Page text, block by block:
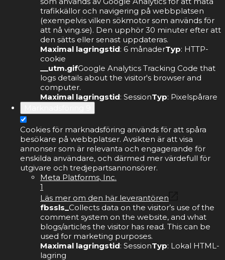
trafikkällor och navigering på webbplatsen
(exempelvis vilken sökmotor som används för
att nå ving.se). Den upphör 30 minuter efter att
den sätts eller senast uppdateras.
Maximal lagringstid: 6 månaderTyp: HTTP-
cookie
__utm.gifGoogle Analytics Tracking Code that
logs details about the visitor's browser and
computer.
Maximal lagringstid: SessionTyp: Pixelspårare
Cookies för marknadsföring används för att spåra
besökare på webbplatser. Avsikten är att visa
annonser som är relevanta och engagerande för
enskilda användare, och därmed mer värdefull för
utgivare och tredjepartsannonsörer.
Meta Platforms, Inc.
1
Läs mer om den här leverantören
fbssls_ Collects data on the visitor’s use of the
comment system on the website, and what
blogs/articles the visitor has read. This can be
used for marketing purposes.
Maximal lagringstid: SessionTyp: Lokal HTML-
lagring